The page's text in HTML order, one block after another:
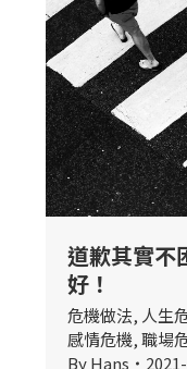
道歉其實不
好！
危機做法, 人生
感情危機,職場
ByHans